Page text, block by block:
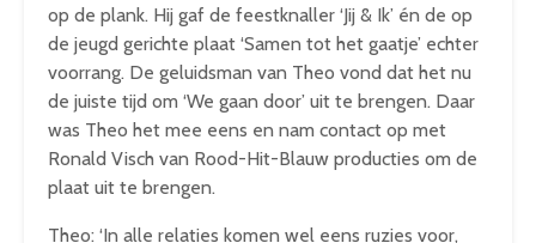
op de plank. Hij gaf de feestknaller ‘Jij & Ik’ én de op
de jeugd gerichte plaat ‘Samen tot het gaatje’ echter
voorrang. De geluidsman van Theo vond dat het nu
de juiste tijd om ‘We gaan door’ uit te brengen. Daar
was Theo het mee eens en nam contact op met
Ronald Visch van Rood-Hit-Blauw producties om de
plaat uit te brengen.
Theo: ‘In alle relaties komen wel eens ruzies voor,